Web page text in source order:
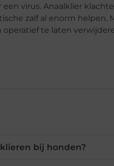
virus. Anaalklier
zalf al enorm helpen.
te laten
bij honden?